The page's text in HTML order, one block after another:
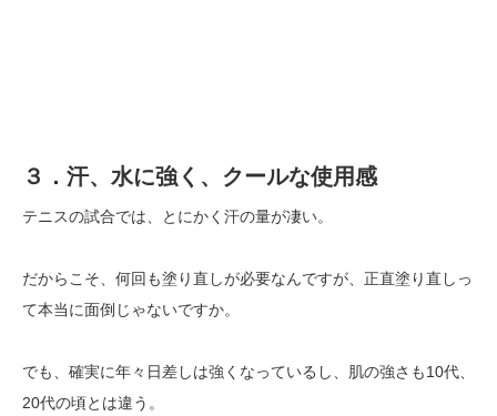
３．汗、水に強く、クールな使用感
テニスの試合では、とにかく汗の量が凄い。
だからこそ、何回も塗り直しが必要なんですが、正直塗り直しっ
て本当に面倒じゃないですか。
でも、確実に年々日差しは強くなっているし、肌の強さも10代、
20代の頃とは違う。